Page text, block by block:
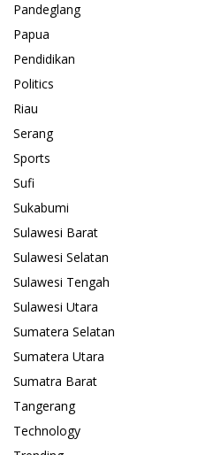
Pandeglang
Papua
Pendidikan
Politics
Riau
Serang
Sports
Sufi
Sukabumi
Sulawesi Barat
Sulawesi Selatan
Sulawesi Tengah
Sulawesi Utara
Sumatera Selatan
Sumatera Utara
Sumatra Barat
Tangerang
Technology